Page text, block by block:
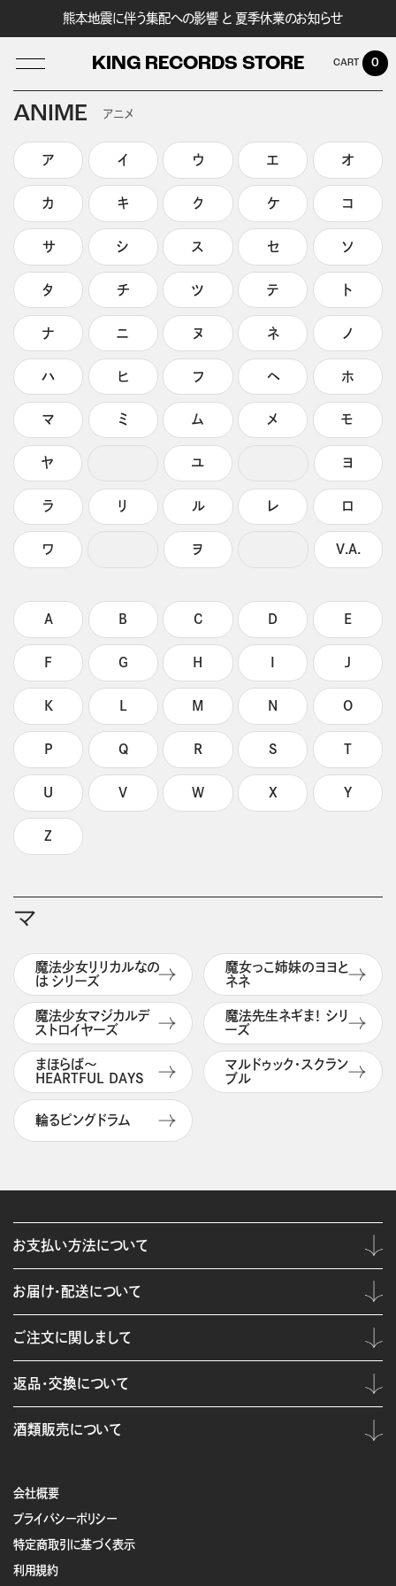
熊本地震に伴う集配への影響 と 夏季休業のお知らせ
KING RECORDS STORE
LOG IN
0
ANIME アニメ
ア イ ウ エ オ
カ キ ク ケ コ
サ シ ス セ ソ
タ チ ツ テ ト
ナ ニ ヌ ネ ノ
ハ ヒ フ ヘ ホ
マ ミ ム メ モ
ヤ ユ ヨ
ラ リ ル レ ロ
ワ ヲ V.A.
A B C D E
F G H J
K L M N O
P Q R S T
U V W X Y
Z
マ
魔法少女リリカルなの
は シリーズ
魔女っこ姉妹のヨヨと
ネネ
魔法少女マジカルデ
ストロイヤーズ
魔法先生ネギま！ シリ
ーズ
まほらば～
HEARTFUL DAYS
マルドゥック・スクラン
ブル
輪るピングドラム
会社概要
プライバシーポリシー
特定商取引に基づく表示
利用規約
お支払い方法について
お届け・配送について
ご注文に関しまして
返品・交換について
酒類販売について